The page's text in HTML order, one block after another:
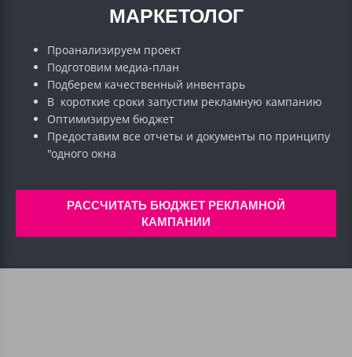
МАРКЕТОЛОГ
Проанализируем проект
Подготовим медиа-план
Подберем качественный инвентарь
В короткие сроки запустим рекламную кампанию
Оптимизируем бюджет
Предоставим все отчеты и документы по принципу
"одного окна
РАССЧИТАТЬ БЮДЖЕТ РЕКЛАМНОЙ
КАМПАНИИ